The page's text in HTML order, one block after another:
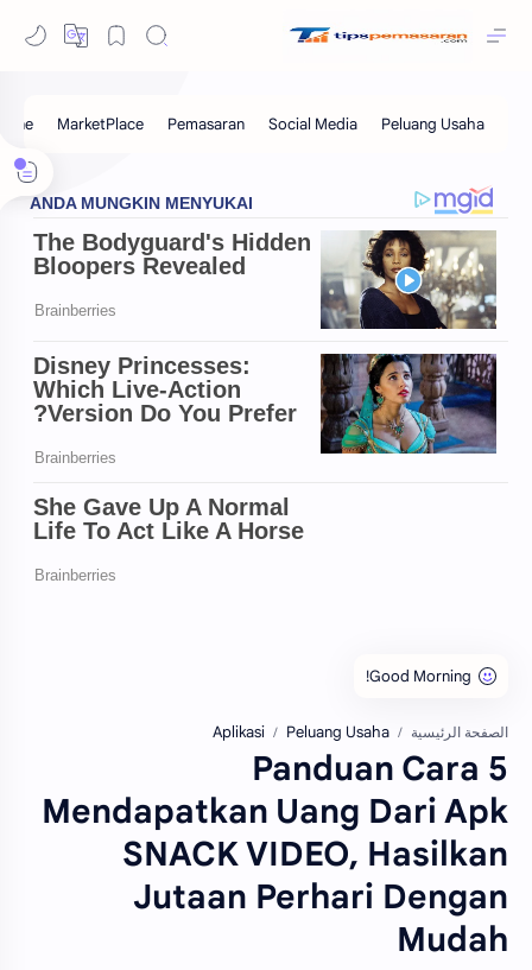
الصفحة الرئيسية Aplikasi Peluang Usaha
5 Panduan Cara
Mendapatkan Uang Dari Apk
SNACK VIDEO, Hasilkan
Jutaan Perhari Dengan
Mudah